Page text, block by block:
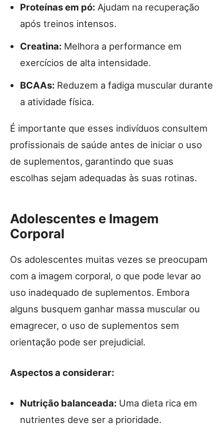
Proteínas em pó: Ajudam na recuperação
após treinos intensos.
Creatina: Melhora a performance em
exercícios de alta intensidade.
BCAAs: Reduzem a fadiga muscular durante
a atividade física.
É importante que esses indivíduos consultem
profissionais de saúde antes de iniciar o uso
de suplementos, garantindo que suas
escolhas sejam adequadas às suas rotinas.
Adolescentes e Imagem
Corporal
Os adolescentes muitas vezes se preocupam
com a imagem corporal, o que pode levar ao
uso inadequado de suplementos. Embora
alguns busquem ganhar massa muscular ou
emagrecer, o uso de suplementos sem
orientação pode ser prejudicial.
Aspectos a considerar:
Nutrição balanceada: Uma dieta rica em
nutrientes deve ser a prioridade.